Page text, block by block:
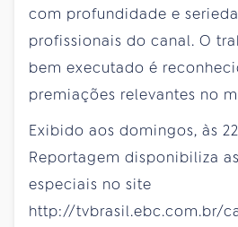
com profundidade e
profissionais do canal. O
bem executado é
premiações relevantes no
Exibido aos domingos, às
Reportagem disponibiliza
especiais no site
http://tvbrasil.ebc.com.br/